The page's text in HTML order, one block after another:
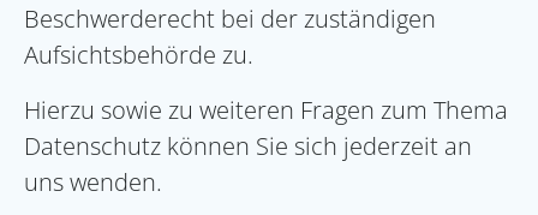
Beschwerderecht bei der zuständigen
Aufsichtsbehörde zu.
Hierzu sowie zu weiteren Fragen zum Thema
Datenschutz können Sie sich jederzeit an
uns wenden.